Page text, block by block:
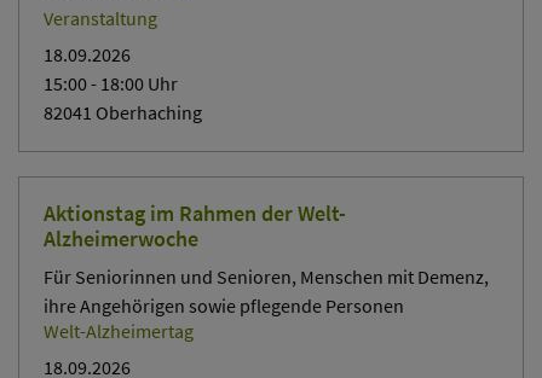
Veranstaltung
18.09.2026
15:00- 18:00 Uhr
82041 Oberhaching
Aktionstag im Rahmen der Welt-
Alzheimerwoche
Für Seniorinnen und Senioren, Menschen mit Demenz,
ihre Angehörigen sowie pflegende Personen
Welt-Alzheimertag
18.09.2026